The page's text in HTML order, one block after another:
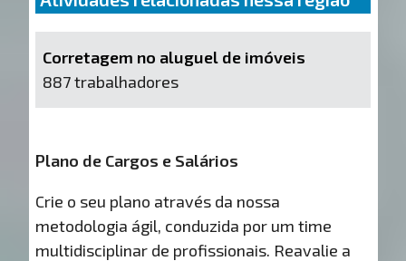
Corretagem no aluguel de imóveis
887 trabalhadores
Plano de Cargos e Salários
Crie o seu plano através da nossa
metodologia ágil, conduzida por um time
multidisciplinar de profissionais. Reavalie a